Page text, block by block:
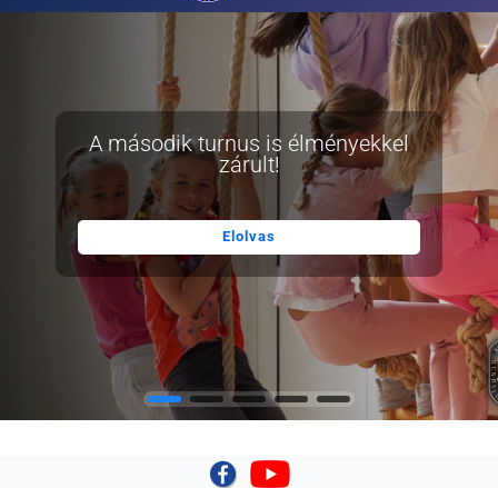
A második turnus is élményekkel
zárult!
Elolvas